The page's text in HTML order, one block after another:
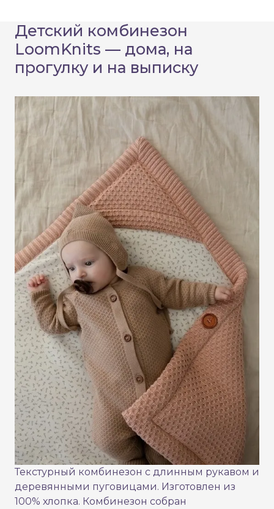
Детский комбинезон
LoomKnits — дома, на
прогулку и на выписку
Текстурный комбинезон с длинным рукавом и
деревянными пуговицами. Изготовлен из
100% хлопка. Комбинезон собран